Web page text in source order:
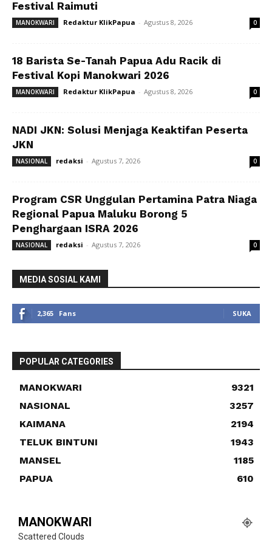
Festival Raimuti
MANOKWARI Redaktur KlikPapua - Agustus 8, 2026 0
18 Barista Se-Tanah Papua Adu Racik di
Festival Kopi Manokwari 2026
MANOKWARI Redaktur KlikPapua - Agustus 8, 2026 0
NADI JKN: Solusi Menjaga Keaktifan Peserta
JKN
NASIONAL redaksi - Agustus 7, 2026 0
Program CSR Unggulan Pertamina Patra Niaga
Regional Papua Maluku Borong 5
Penghargaan ISRA 2026
NASIONAL redaksi - Agustus 7, 2026 0
MEDIA SOSIAL KAMI
2,365 Fans SUKA
POPULAR CATEGORIES
MANOKWARI
9321
NASIONAL
3257
KAIMANA
2194
TELUK BINTUNI
1943
MANSEL
1185
PAPUA
610
MANOKWARI
Scattered Clouds